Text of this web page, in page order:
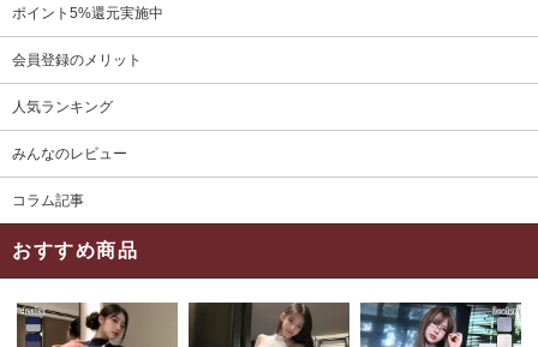
ポイント5%還元実施中
会員登録のメリット
人気ランキング
みんなのレビュー
コラム記事
おすすめ商品